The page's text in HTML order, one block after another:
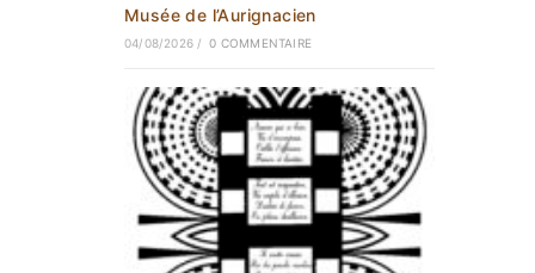
Musée de l’Aurignacien
04/08/2026 / 0 COMMENTAIRE